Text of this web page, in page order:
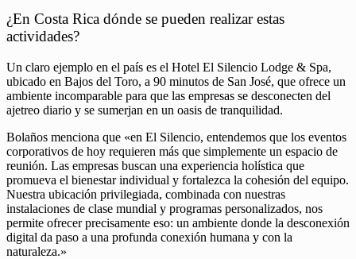
¿En Costa Rica dónde se pueden realizar estas
actividades?
Un claro ejemplo en el país es el Hotel El Silencio Lodge & Spa,
ubicado en Bajos del Toro, a 90 minutos de San José, que ofrece un
ambiente incomparable para que las empresas se desconecten del
ajetreo diario y se sumerjan en un oasis de tranquilidad.
Bolaños menciona que «en El Silencio, entendemos que los eventos
corporativos de hoy requieren más que simplemente un espacio de
reunión. Las empresas buscan una experiencia holística que
promueva el bienestar individual y fortalezca la cohesión del equipo.
Nuestra ubicación privilegiada, combinada con nuestras
instalaciones de clase mundial y programas personalizados, nos
permite ofrecer precisamente eso: un ambiente donde la desconexión
digital da paso a una profunda conexión humana y con la
naturaleza.»